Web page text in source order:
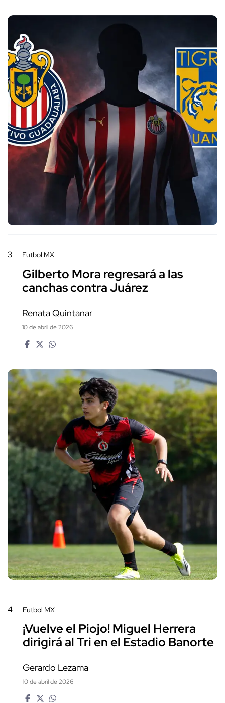
3 Futbol MX
Gilberto Mora regresará a las
canchas contra Juárez
Renata Quintanar
10 de abril de 2026
4 Futbol MX
¡Vuelve el Piojo! Miguel Herrera
dirigirá al Tri en el Estadio Banorte
Gerardo Lezama
10 de abril de 2026